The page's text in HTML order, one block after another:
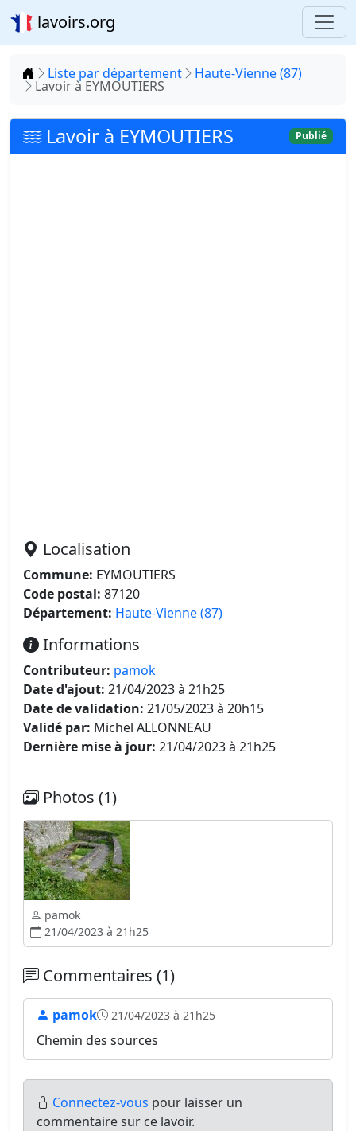
lavoirs.org
Accueil
Liste par département Haute-Vienne (87)
Lavoir à EYMOUTIERS
Lavoir à EYMOUTIERS Publié
Localisation
Commune: EYMOUTIERS
Code postal: 87120
Département: Haute-Vienne (87)
Informations
Contributeur: pamok
Date d'ajout: 21/04/2023 à 21h25
Date de validation: 21/05/2023 à 20h15
Validé par: Michel ALLONNEAU
Dernière mise à jour: 21/04/2023 à 21h25
Photos (1)
pamok
21/04/2023 à 21h25
Commentaires (1)
pamok 21/04/2023 à 21h25
Chemin des sources
Connectez-vous pour laisser un
commentaire sur ce lavoir.